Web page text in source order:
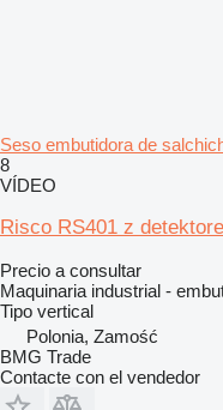
Seso embutidora de
8
VÍDEO
Risco RS401 z
Precio a consultar
Maquinaria industrial -
Tipo vertical
Polonia, Zamość
BMG Trade
Contacte con el vendedor